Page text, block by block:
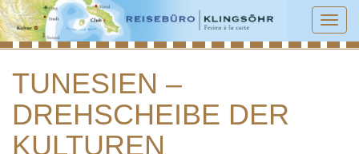
TUNESIEN – DREHSCHEIBE DER
KULTUREN
TUNESIEN –
DREHSCHEIBE DER
KULTUREN